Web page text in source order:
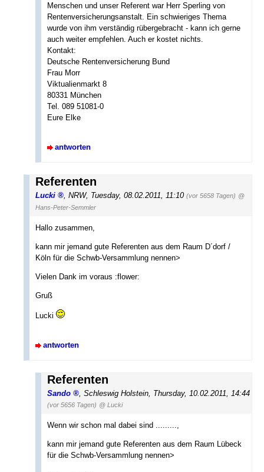
Menschen und unser Referent war Herr Sperling von
Rentenversicherungsanstalt. Ein schwieriges Thema
wurde von ihm verständig rübergebracht - kann ich gerne
auch weiter empfehlen. Auch er kostet nichts.
Kontakt:
Deutsche Rentenversicherung Bund
Frau Morr
Viktualienmarkt 8
80331 München
Tel. 089 51081-0
Eure Elke
antworten
Referenten
Lucki , NRW, Tuesday, 08.02.2011, 11:10 (vor 5658 Tagen) @
Hans-Peter-Semmler
Hallo zusammen,
kann mir jemand gute Referenten aus dem Raum D´dorf /
Köln für die Schwb-Versammlung nennen>
Vielen Dank im voraus :flower:
Gruß
Lucki
antworten
Referenten
Sando Schleswig Holstein Thursday, 10.02.2011, 14:44
(vor 5656 Tagen) @ Lucki
Wenn wir schon mal dabei sind .........,
kann mir jemand gute Referenten aus dem Raum Lübeck
für die Schwb-Versammlung nennen>